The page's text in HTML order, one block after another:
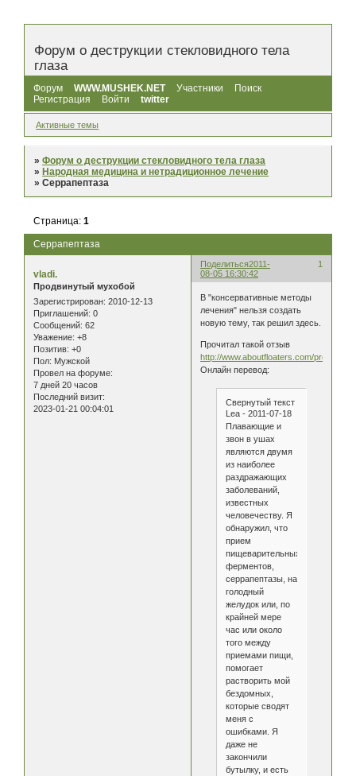
Форум о деструкции стекловидного тела
глаза
Форум WWW.MUSHEK.NET Участники
Поиск
Регистрация
Войти twitter
Активные темы
»Форум о деструкции стекловидного тела глаза
»Народная медицина и нетрадиционное лечение
»Серрапептаза
Серрапептаза
Страница:1
Поделиться 1
2011-
08-05 16:30:42
vladi.
Продвинутый мухобой
Зарегистрирован: 2010-12-13
Приглашений: 0
Сообщений: 62
Уважение: +8
Позитив: +0
Пол: Мужской
Провел на форуме:
7 дней 20 часов
Последний визит:
2023-01-21 00:04:01
В "консервативные методы
лечения" нельзя создать
новую тему, так решил здесь.
Прочитал такой отзыв
http://www.aboutfloaters.com/
Онлайн перевод:
Свернутый текст
Lea - 2011-07-18
Плавающие и
звон в ушах
являются двумя
из наиболее
раздражающих
заболеваний,
известных
человечеству. Я
обнаружил, что
прием
пищеварительных
ферментов,
серрапептазы, на
голодный
желудок или, по
крайней мере
час или около
того между
приемами пищи,
помогает
растворить мой
бездомных,
которые сводят
меня с
ошибками. Я
даже не
закончили
бутылку, и есть